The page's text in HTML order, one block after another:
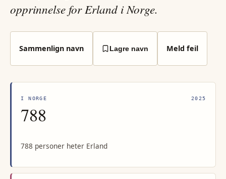
opprinnelse for Erland i Norge.
Sammenlign navn Lagre navn Meld feil
I NORGE 2025
788
788 personer heter Erland